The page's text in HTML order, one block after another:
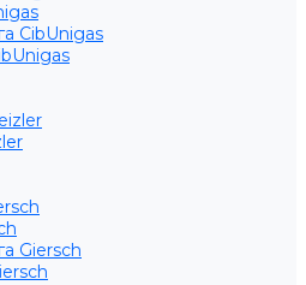
CibUnigas
Giersch